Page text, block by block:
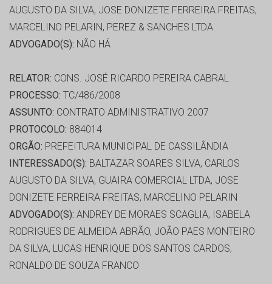
AUGUSTO DA SILVA, JOSE DONIZETE FERREIRA FREITAS,
MARCELINO PELARIN, PEREZ & SANCHES LTDA
ADVOGADO(S): NÃO HÁ
RELATOR: CONS. JOSÉ RICARDO PEREIRA CABRAL
PROCESSO: TC/486/2008
ASSUNTO: CONTRATO ADMINISTRATIVO 2007
PROTOCOLO: 884014
ORGÃO: PREFEITURA MUNICIPAL DE CASSILÂNDIA
INTERESSADO(S): BALTAZAR SOARES SILVA, CARLOS
AUGUSTO DA SILVA, GUAIRA COMERCIAL LTDA, JOSE
DONIZETE FERREIRA FREITAS, MARCELINO PELARIN
ADVOGADO(S): ANDREY DE MORAES SCAGLIA, ISABELA
RODRIGUES DE ALMEIDA ABRÃO, JOÃO PAES MONTEIRO
DA SILVA, LUCAS HENRIQUE DOS SANTOS CARDOS,
RONALDO DE SOUZA FRANCO